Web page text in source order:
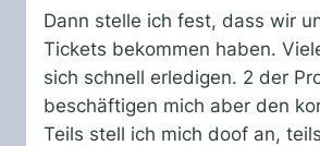
Dann stelle ich fest, dass wir
Tickets bekommen haben.
sich schnell erledigen. 2 der
beschäftigen mich aber den
Teils stell ich mich doof an,